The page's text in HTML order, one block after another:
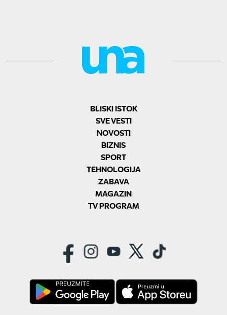
BLISKI ISTOK
SVE VESTI
NOVOSTI
BIZNIS
SPORT
TEHNOLOGIJA
ZABAVA
MAGAZIN
TV PROGRAM